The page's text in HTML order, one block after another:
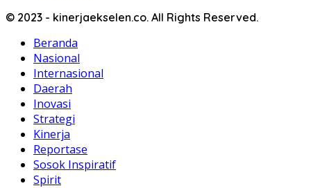
© 2023 - kinerjaekselen.co. All Rights Reserved.
Beranda
Nasional
Internasional
Daerah
Inovasi
Strategi
Kinerja
Reportase
Sosok Inspiratif
Spirit